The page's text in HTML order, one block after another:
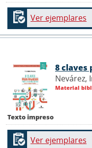
Ver ejemplares
Texto impreso
8 claves
Nevárez,
Material
Ver ejemplares